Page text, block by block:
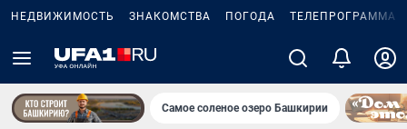
НЕДВИЖИМОСТЬ ЗНАКОМСТВА ПОГОДА ТЕЛЕПРОГРАММА
Самое соленое озеро Башкирии